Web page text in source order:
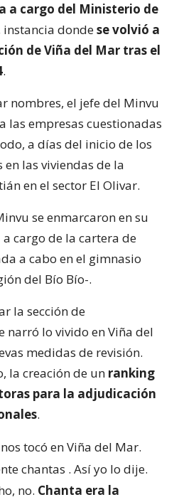
a cargo del Ministerio de
instancia dondese volvió a
de Viña del Mar tras el
.
nombres, el jefe del Minvu
las empresas cuestionadas
a días del inicio de los
las viviendas de la
en el sector El Olivar.
se enmarcaron en su
cargo de la cartera de
a cabo en el gimnasio
del Bío Bío-.
la sección de
narró lo vivido en Viña del
medidas de revisión.
la creación de un ranking
para la adjudicación
.
tocó en Viña del Mar.
chantas . Así yo lo dije.
no. Chanta era la